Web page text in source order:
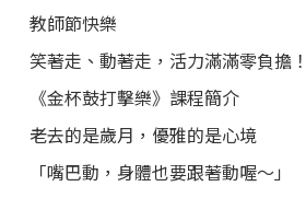
教師節快樂
笑著走、動著走，活力滿滿零負擔！
《金杯鼓打擊樂》課程簡介
老去的是歲月，優雅的是心境
「嘴巴動，身體也要跟著動喔～」